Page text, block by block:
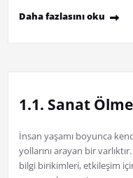
Daha fazlasını oku
1.1. Sanat
İnsan yaşamı boyunca
yollarını arayan bir
bilgi birikimleri, etkileşim